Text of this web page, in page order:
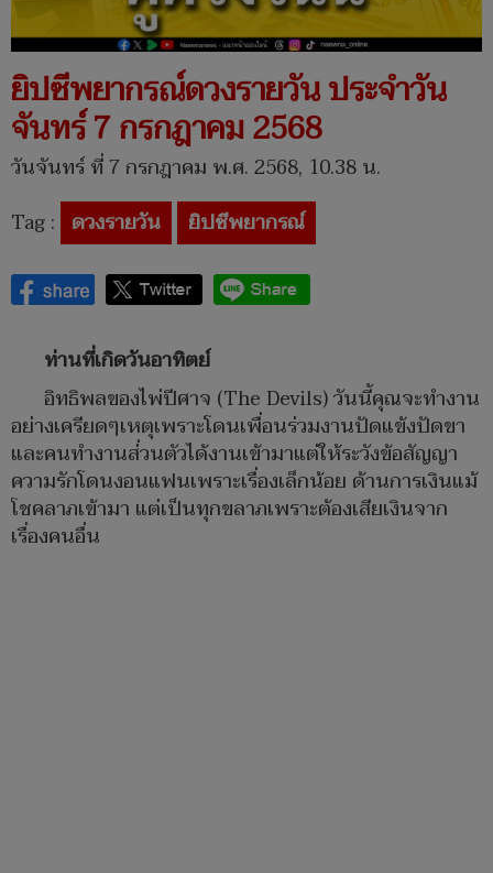
ยิปซีพยากรณ์ดวงรายวัน ประจำวัน
จันทร์ ​7 กรกฎาคม 2568
วันจันทร์ ที่ 7 กรกฎาคม พ.ศ. 2568, 10.38 น.
Tag : ดวงรายวัน ยิปซีพยากรณ์
ท่านที่เกิดวันอาทิตย์
อิทธิพลของไพ่​ปีศาจ (The​ Devils) วันนี้คุณจะทำงาน
อย่างเครียดๆเหตุเพราะโดนเพื่อนร่วมงานปัดแข้งปัดขา
และคนทำงานส่่วนตัวได้งานเข้ามาแต่ให้ระวังข้อสัญญา
ความรักโดนงอนแฟนเพราะเรื่องเล็กน้อย ด้านการเงินแม้
โชคลาภเข้ามา​ แต่เป็นทุกขลาภเพราะต้องเสียเงินจาก
เรื่องคนอื่น